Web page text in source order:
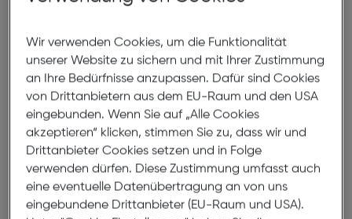
Steckdose!
Das Powerline Wi-Fi 600 Kit enthält einen Powerline
600 Adapter und einen Powerline WLAN 600
Adapter. Es schafft auf sehr einfache Weise einen
Highspeed-WLAN-Hotspot mit einer
Geschwindigkeit von bis zu 300 Mbit/s über Ihre
vorhandene elektrische Verkabelung.
Verbinden Sie einfach den Powerline 600 Adapter
Wir verwenden Cookies, um die Funktionalität
unserer Website zu sichern und mit Ihrer Zustimmung
an Ihre Bedürfnisse anzupassen. Dafür sind Cookies
von Drittanbietern aus dem EU-Raum und den USA
eingebunden. Wenn Sie auf „Alle Cookies
akzeptieren“ klicken, stimmen Sie zu, dass wir und
Drittanbieter Cookies setzen und in Folge
verwenden dürfen. Diese Zustimmung umfasst auch
eine eventuelle Datenübertragung an von uns
eingebundene Drittanbieter (EU-Raum und USA).